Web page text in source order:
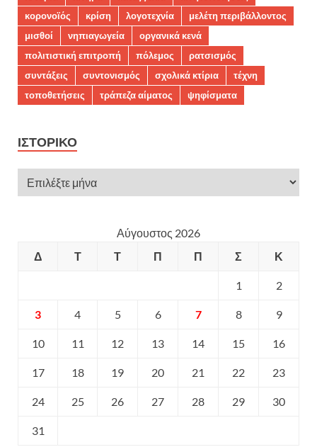
κορονοϊός
κρίση λογοτεχνία
μελέτη περιβάλλοντος
μισθοί
νηπιαγωγεία
οργανικά κενά
πολιτιστική επιτροπή
πόλεμος
ρατσισμός
συντάξεις
συντονισμός σχολικά κτίρια
τέχνη
τοποθετήσεις
τράπεζα αίματος ψηφίσματα
ΙΣΤΟΡΙΚΌ
Αύγουστος 2026
Δ
Τ Τ Π Π Σ Κ
1 2
3 4 5 6 7 8 9
10 11 12 13 14 15 16
17 18 19 20 21 22 23
24 25 26 27 28 29 30
31